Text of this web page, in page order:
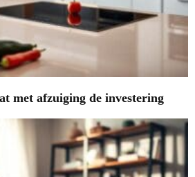
met afzuiging de investering